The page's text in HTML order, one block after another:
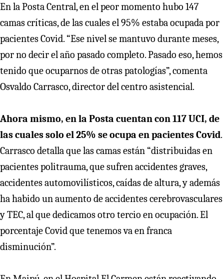
En la Posta Central, en el peor momento hubo 147
camas críticas, de las cuales el 95% estaba ocupada por
pacientes Covid. “Ese nivel se mantuvo durante meses,
por no decir el año pasado completo. Pasado eso, hemos
tenido que ocuparnos de otras patologías”, comenta
Osvaldo Carrasco, director del centro asistencial.
Ahora mismo, en la Posta cuentan con 117 UCI, de
las cuales solo el 25% se ocupa en pacientes Covid.
Carrasco detalla que las camas están “distribuidas en
pacientes politrauma, que sufren accidentes graves,
accidentes automovilísticos, caídas de altura, y además
ha habido un aumento de accidentes cerebrovasculares
y TEC, al que dedicamos otro tercio en ocupación. El
porcentaje Covid que tenemos va en franca
disminución”.